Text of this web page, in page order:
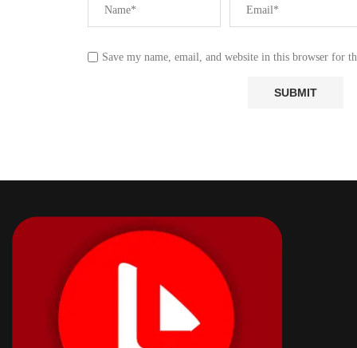
Save my name, email, and website in this browser for